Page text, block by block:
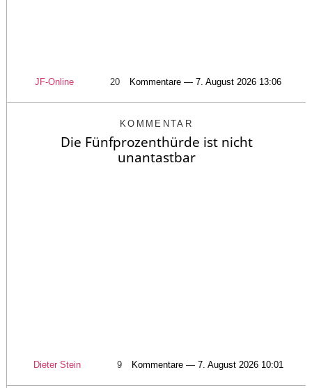
JF-Online 20 Kommentare — 7. August 2026 13:06
KOMMENTAR
Die Fünfprozenthürde ist nicht
unantastbar
Dieter Stein 9 Kommentare — 7. August 2026 10:01